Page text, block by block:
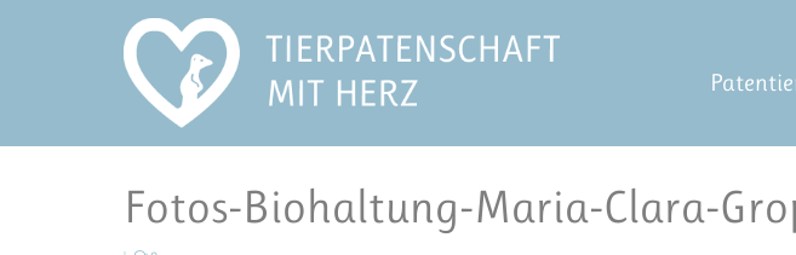
Fotos-Biohaltung-Maria-Clara-